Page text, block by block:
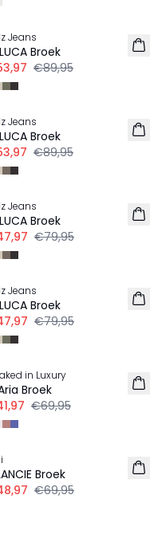
Jeans
Broek
€89,95
Jeans
Broek
€89,95
Jeans
Broek
€79,95
Jeans
Broek
€79,95
in Luxury
Broek
€69,95
Broek
€69,95